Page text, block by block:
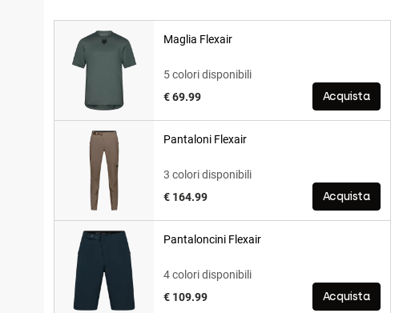
Maglia Flexair
5 colori disponibili
€ 69.99
Acquista
Pantaloni Flexair
3 colori disponibili
€ 164.99
Acquista
Pantaloncini Flexair
4 colori disponibili
€ 109.99
Acquista